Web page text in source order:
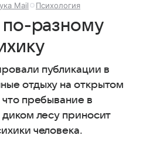
Mail Психология
по-разному
публикации в
отдыху на открытом
пребывание в
лесу приносит
человека.